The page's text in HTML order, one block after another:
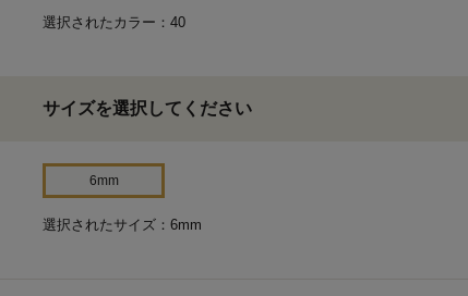
選択されたカラー：40
サイズを選択してください
6mm
選択されたサイズ：6mm